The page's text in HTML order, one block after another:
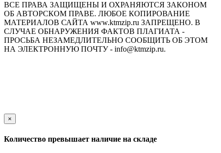
ВСЕ ПРАВА ЗАЩИЩЕНЫ И ОХРАНЯЮТСЯ ЗАКОНОМ
ОБ АВТОРСКОМ ПРАВЕ. ЛЮБОЕ КОПИРОВАНИЕ
МАТЕРИАЛОВ САЙТА www.ktmzip.ru ЗАПРЕЩЕНО. В
СЛУЧАЕ ОБНАРУЖЕНИЯ ФАКТОВ ПЛАГИАТА -
ПРОСЬБА НЕЗАМЕДЛИТЕЛЬНО СООБЩИТЬ ОБ ЭТОМ
НА ЭЛЕКТРОННУЮ ПОЧТУ - info@ktmzip.ru.
×
Количество превышает наличие на складе